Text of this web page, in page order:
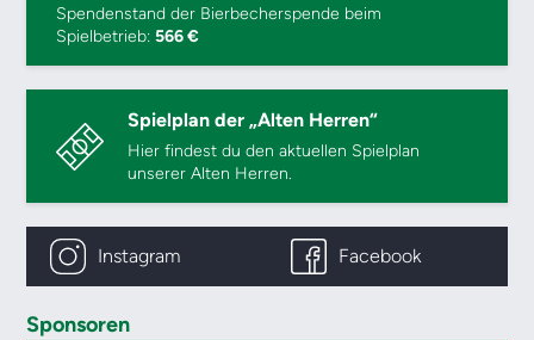
Spendenstand der Bierbecherspende beim
Spielbetrieb:566 €
Spielplan der „Alten Herren“
Hier findest du den aktuellen Spielplan
unserer Alten Herren.
Instagram Facebook
Sponsoren